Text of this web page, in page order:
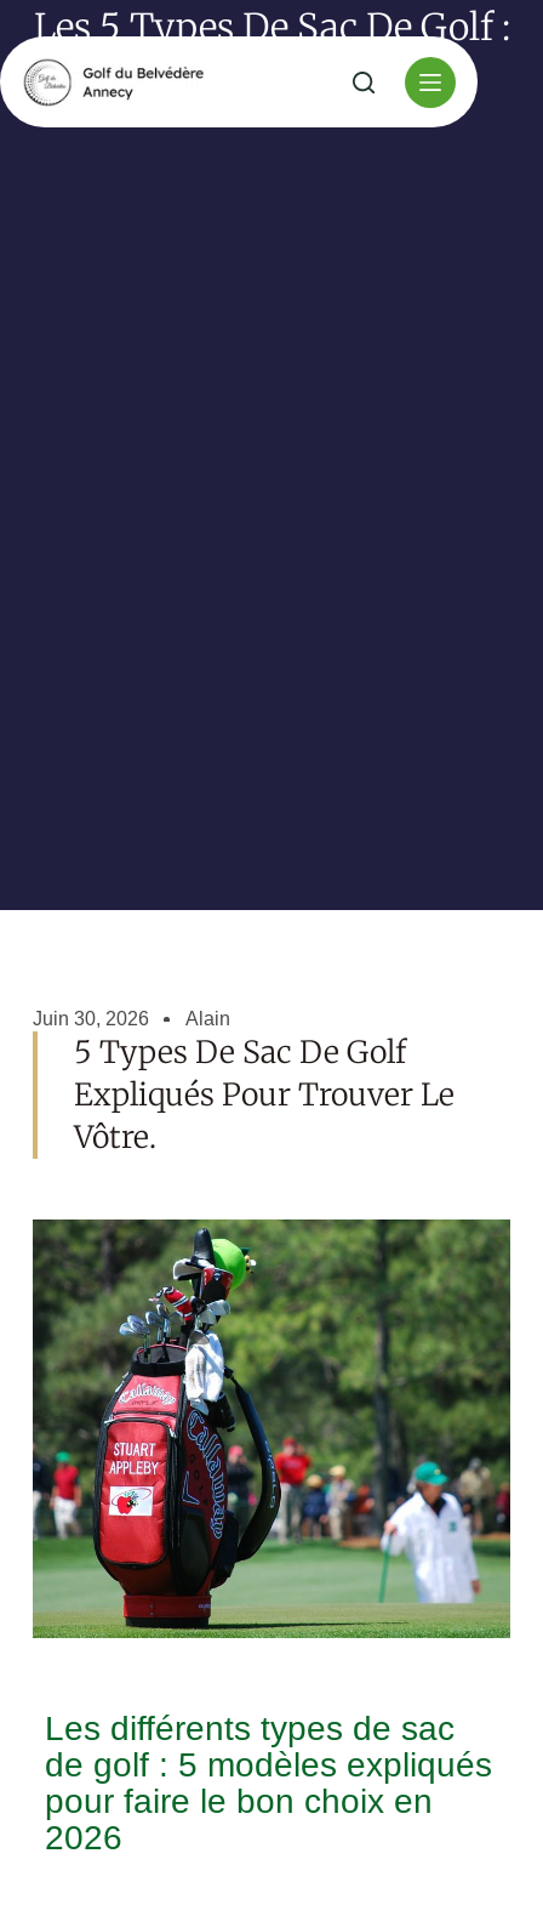
Les 5 Types De Sac De Golf :
Le Guide Complet 2026
Juin 30, 2026 Alain
5 Types De Sac De Golf
Expliqués Pour Trouver Le
Vôtre.
Les différents types de sac
de golf : 5 modèles expliqués
pour faire le bon choix en
2026